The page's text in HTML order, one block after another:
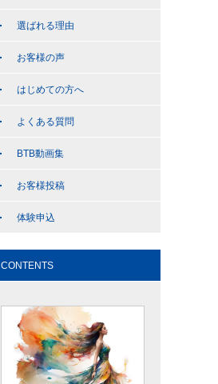
選ばれる理由
お客様の声
はじめての方へ
よくある質問
BTB動画集
お客様投稿
体験申込
CONTENTS